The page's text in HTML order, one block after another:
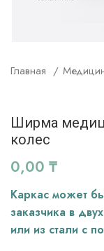
Главная
Ширма
колес
0,00 ₸
Каркас может
заказчика в
или из стали с